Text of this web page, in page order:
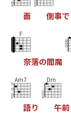
面 倒事で
F
奈落の閻魔
Am7
語り
Dm
午前